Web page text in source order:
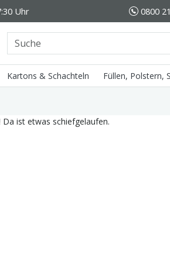
Uhr 0800
Kartons & Schachteln Füllen, Polstern,